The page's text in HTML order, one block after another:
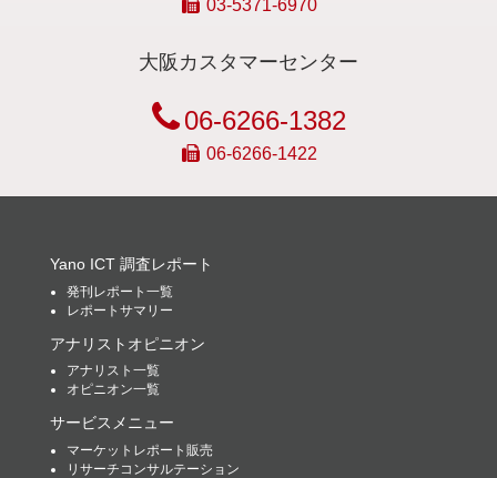
03-5371-6970
大阪カスタマーセンター
06-6266-1382
06-6266-1422
Yano ICT 調査レポート
発刊レポート一覧
レポートサマリー
アナリストオピニオン
アナリスト一覧
オピニオン一覧
サービスメニュー
マーケットレポート販売
リサーチコンサルテーション